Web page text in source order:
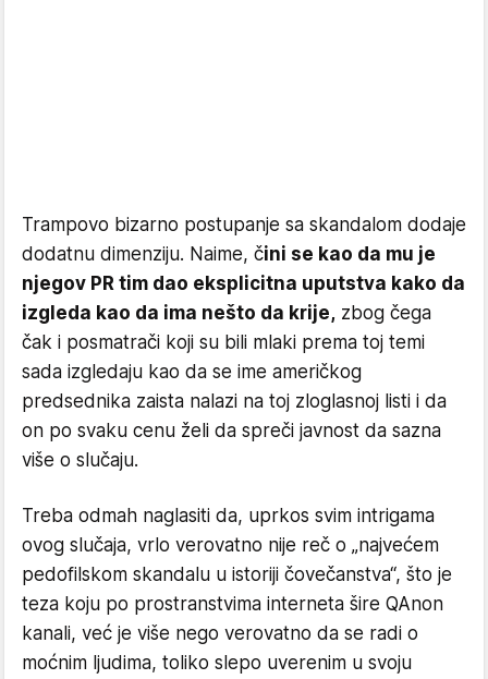
Trampovo bizarno postupanje sa skandalom dodaje
dodatnu dimenziju. Naime, čini se kao da mu je
njegov PR tim dao eksplicitna uputstva kako da
izgleda kao da ima nešto da krije, zbog čega
čak i posmatrači koji su bili mlaki prema toj temi
sada izgledaju kao da se ime američkog
predsednika zaista nalazi na toj zloglasnoj listi i da
on po svaku cenu želi da spreči javnost da sazna
više o slučaju.
Treba odmah naglasiti da, uprkos svim intrigama
ovog slučaja, vrlo verovatno nije reč o „najvećem
pedofilskom skandalu u istoriji čovečanstva“, što je
teza koju po prostranstvima interneta šire QAnon
kanali, već je više nego verovatno da se radi o
moćnim ljudima, toliko slepo uverenim u svoju